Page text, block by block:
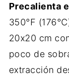
Precalienta
350°F
20x20 cm
poco de
extracción